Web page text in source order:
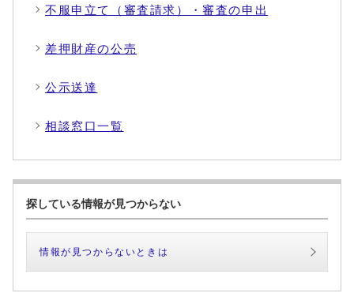
不服申立て（審査請求）・審査の申出
差押財産の公売
公示送達
相談窓口一覧
探している情報が見つからない
情報が見つからないときは